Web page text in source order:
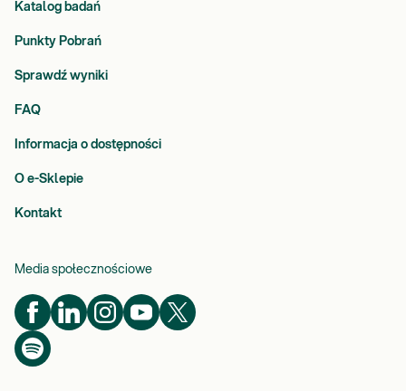
Katalog badań
Punkty Pobrań
Sprawdź wyniki
FAQ
Informacja o dostępności
O e-Sklepie
Kontakt
Media społecznościowe